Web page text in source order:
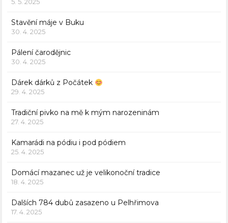
5. 5. 2025
Stavění máje v Buku
30. 4. 2025
Pálení čarodějnic
30. 4. 2025
Dárek dárků z Počátek
29. 4. 2025
Tradiční pivko na mě k mým narozeninám
27. 4. 2025
Kamarádi na pódiu i pod pódiem
25. 4. 2025
Domácí mazanec už je velikonoční tradice
18. 4. 2025
Dalších 784 dubů zasazeno u Pelhřimova
17. 4. 2025